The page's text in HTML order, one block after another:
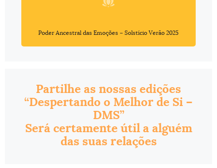
Poder Ancestral das Emoções – Solstício Verão 2025
Partilhe as nossas edições
“Despertando o Melhor de Si –
DMS”
Será certamente útil a alguém
das suas relações